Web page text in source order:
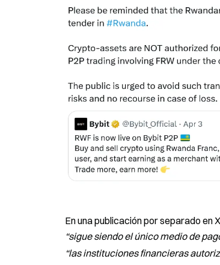
En una publicación por separado en
“sigue siendo el único medio de
“las instituciones financieras